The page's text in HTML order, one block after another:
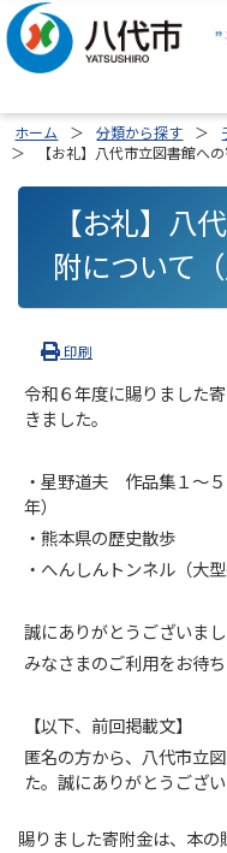
ホーム 分類から探す
【お礼】八代市立図書館へ
【お礼】八
附について
印刷
令和６年度に賜りました
きました。
・星野道夫 作品集１～
年）
・熊本県の歴史散歩
・へんしんトンネル（大型
誠にありがとうございまし
みなさまのご利用をお待ち
【以下、前回掲載文】
匿名の方から、八代市立
た。誠にありがとうござい
賜りました寄附金は、本